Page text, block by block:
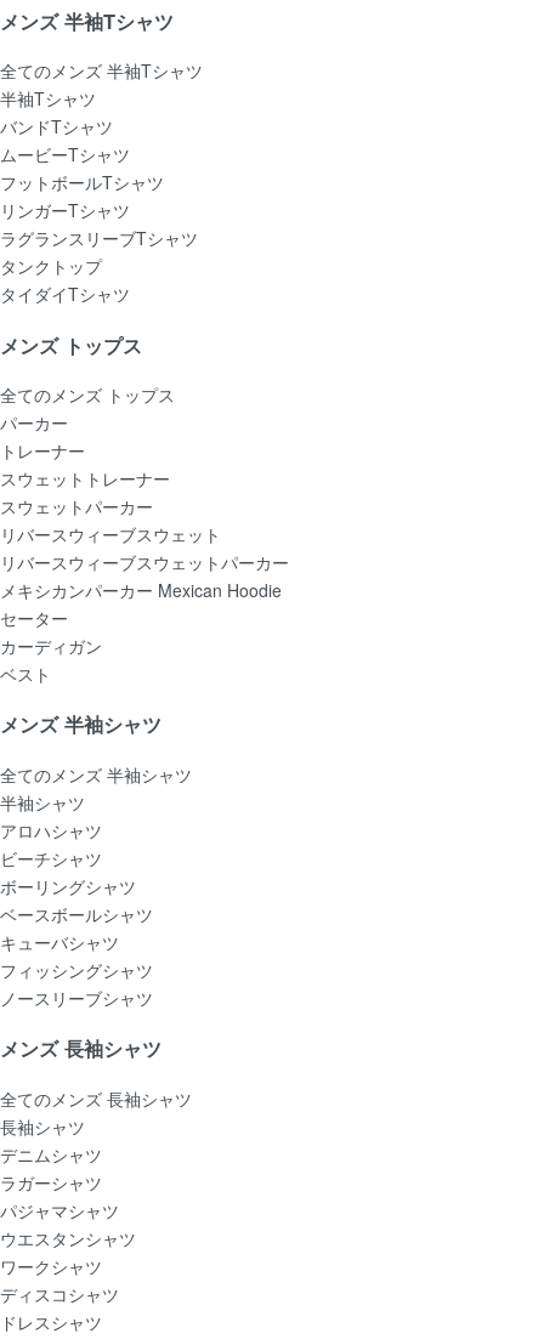
メンズ 半袖Tシャツ
全てのメンズ 半袖Tシャツ
半袖Tシャツ
バンドTシャツ
ムービーTシャツ
フットボールTシャツ
リンガーTシャツ
ラグランスリーブTシャツ
タンクトップ
タイダイTシャツ
メンズ トップス
全てのメンズ トップス
パーカー
トレーナー
スウェットトレーナー
スウェットパーカー
リバースウィーブスウェット
リバースウィーブスウェットパーカー
メキシカンパーカー Mexican Hoodie
セーター
カーディガン
ベスト
メンズ 半袖シャツ
全てのメンズ 半袖シャツ
半袖シャツ
アロハシャツ
ビーチシャツ
ボーリングシャツ
ベースボールシャツ
キューバシャツ
フィッシングシャツ
ノースリーブシャツ
メンズ 長袖シャツ
全てのメンズ 長袖シャツ
長袖シャツ
デニムシャツ
ラガーシャツ
パジャマシャツ
ウエスタンシャツ
ワークシャツ
ディスコシャツ
ドレスシャツ